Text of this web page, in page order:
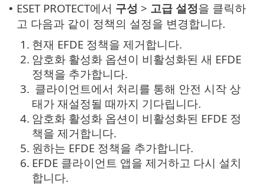
• ESET PROTECT에서 구성 > 고급 설정을 클릭하
고 다음과 같이 정책의 설정을 변경합니다.
1. 현재 EFDE 정책을 제거합니다.
2. 암호화 활성화 옵션이 비활성화된 새 EFDE
정책을 추가합니다.
3. 클라이언트에서 처리를 통해 안전 시작 상
태가 재설정될 때까지 기다립니다.
4. 암호화 활성화 옵션이 비활성화된 EFDE 정
책을 제거합니다.
5. 원하는 EFDE 정책을 추가합니다.
6. EFDE 클라이언트 앱을 제거하고 다시 설치
합니다.